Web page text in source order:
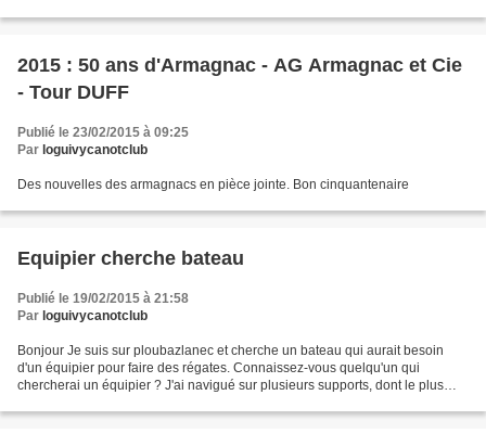
2015 : 50 ans d'Armagnac - AG Armagnac et Cie
- Tour DUFF
Publié le 23/02/2015 à 09:25
Par loguivycanotclub
Des nouvelles des armagnacs en pièce jointe. Bon cinquantenaire
Equipier cherche bateau
Publié le 19/02/2015 à 21:58
Par loguivycanotclub
Bonjour Je suis sur ploubazlanec et cherche un bateau qui aurait besoin
d'un équipier pour faire des régates. Connaissez-vous quelqu'un qui
chercherai un équipier ? J'ai navigué sur plusieurs supports, dont le plus